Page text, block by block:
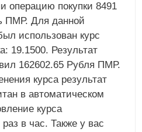
операцию покупки 8491
ПМР. Для данной
использован курс
19.1500. Результат
162602.65 Рубля ПМР.
курса результат
в автоматическом
курса
в час. Также у вас